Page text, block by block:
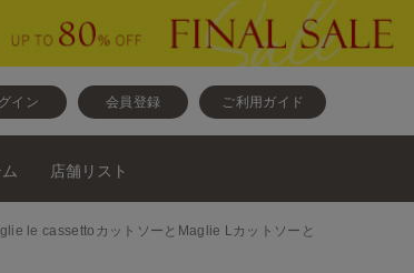
イン 会員登録 ご利用ガイド
店舗リスト
le cassettoカットソーとMaglie Lカットソーと